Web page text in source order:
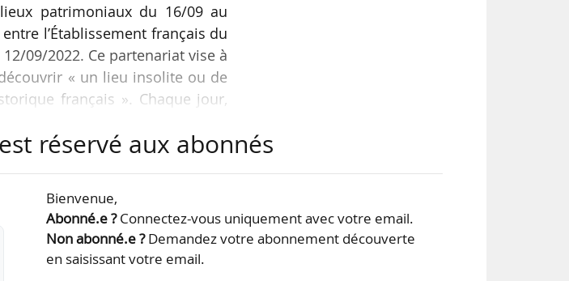
patrimoniaux du 16/09 au
l’Établissement français du
09/2022. Ce partenariat vise à
« un lieu insolite ou de
français ». Chaque jour,
du patrimoine. 12
du Tau à Reims (Marne), le
réservé aux abonnés
Bienvenue,
Abonné.e ?Connectez-vous uniquement avec votre email.
Non abonné.e ?Demandez votre abonnement découverte
en saisissant votre email.